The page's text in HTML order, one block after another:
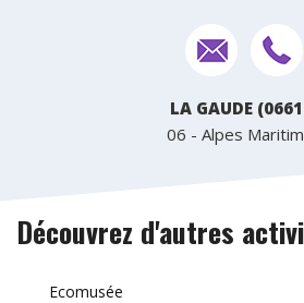
LA GAUDE
06 - Alpes
Découvrez d'autres
Ecomusée